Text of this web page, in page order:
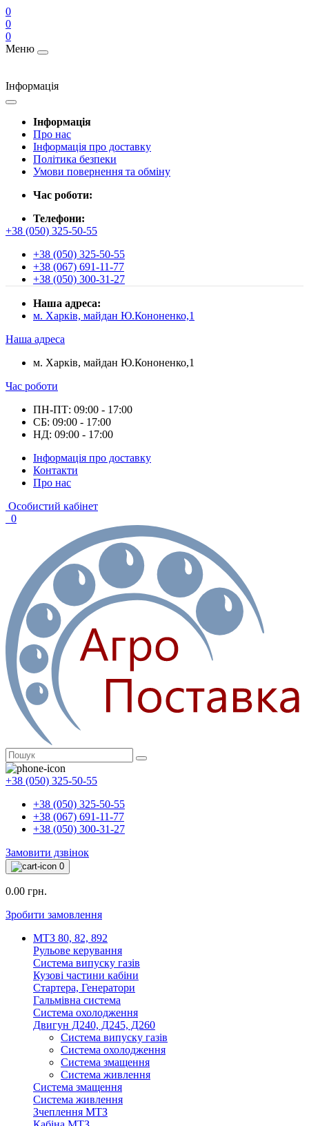
0
0
0
Меню
Інформація
Інформація
Про нас
Інформація про доставку
Політика безпеки
Умови повернення та обміну
Час роботи:
Телефони:
+38 (050) 325-50-55
+38 (050) 325-50-55
+38 (067) 691-11-77
+38 (050) 300-31-27
Наша адреса:
м. Харків, майдан Ю.Кононенко,1
Наша адреса
м. Харків, майдан Ю.Кононенко,1
Час роботи
ПН-ПТ: 09:00 - 17:00
СБ: 09:00 - 17:00
НД: 09:00 - 17:00
Інформація про доставку
Контакти
Про нас
Особистий кабінет
0
+38 (050) 325-50-55
+38 (050) 325-50-55
+38 (067) 691-11-77
+38 (050) 300-31-27
Замовити дзвінок
0
0.00 грн.
Зробити замовлення
МТЗ 80, 82, 892
Рульове керування
Система випуску газів
Кузові частини кабіни
Стартера, Генератори
Гальмівна система
Система охолодження
Двигун Д240, Д245, Д260
Система випуску газів
Система охолодження
Система змащення
Система живлення
Система змащення
Система живлення
Зчеплення МТЗ